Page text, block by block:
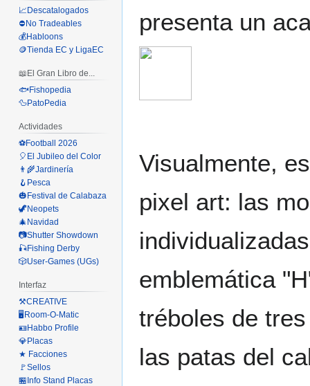
presenta un
Visualmente,
pixel art: las
emblemática
tréboles de
las patas del
📈Descatalogados
⛔No Tradeables
💰Habloons
🪙Tienda EC y LigaEC
📖El Gran Libro de...
🐟Fishopedia
🦆PatoPedia
Actividades
⚽Football 2026
🎈El Jubileo del Color
👨‍🌾Jardinería
🪝Pesca
🎃Festival de Calabaza
🦖Neopets
🎄Navidad
📷Shutter Showdown
🎣Fishing Derby
🎲User-Games (UGs)
Interfaz
⚒️CREATIVE
🖥️Room-O-Matic
🪪Habbo Profile
💎Placas
★ Facciones
🚩Sellos
🏪Info Stand Placas